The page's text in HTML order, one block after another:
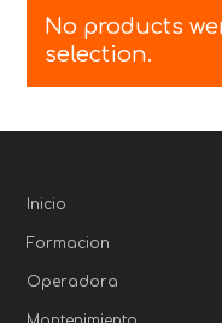
No products
selection.
Inicio
Formacion
Operadora